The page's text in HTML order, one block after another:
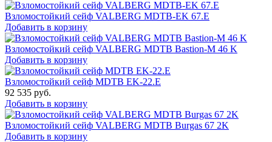
Взломостойкий сейф VALBERG MDTB-EK 67.E
Добавить в корзину
Взломостойкий сейф VALBERG MDTB Bastion-M 46 K
Добавить в корзину
Взломостойкий сейф MDTB EK-22.E
92 535 руб.
Добавить в корзину
Взломостойкий сейф VALBERG MDTB Burgas 67 2K
Добавить в корзину